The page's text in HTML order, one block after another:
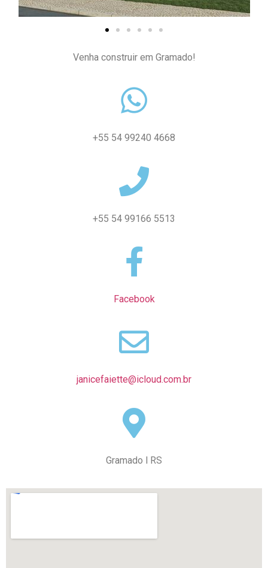
Venha construir em Gramado!
+55 54 99240 4668
+55 54 99166 5513
Facebook
janicefaiette@icloud.com.br
Gramado l RS